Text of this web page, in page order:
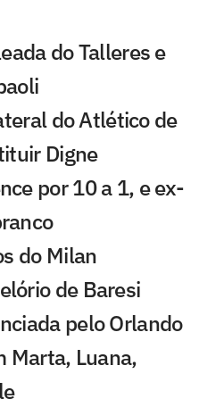
do Talleres e
do Atlético de
Digne
por 10 a 1, e ex-
do Milan
de Baresi
pelo Orlando
Marta, Luana,